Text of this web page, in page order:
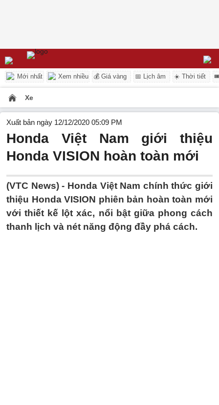
Mới nhất Xem nhiều 💰 Giá vàng 📅 Lịch âm ☀️ Thời tiết
Xe
Xuất bản ngày 12/12/2020 05:09 PM
Honda Việt Nam giới thiệu
Honda VISION hoàn toàn mới
(VTC News) - Honda Việt Nam chính thức giới
thiệu Honda VISION phiên bản hoàn toàn mới
với thiết kế lột xác, nổi bật giữa phong cách
thanh lịch và nét năng động đầy phá cách.